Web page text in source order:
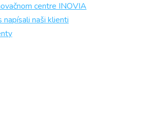
centre INOVIA
napísali naši klienti